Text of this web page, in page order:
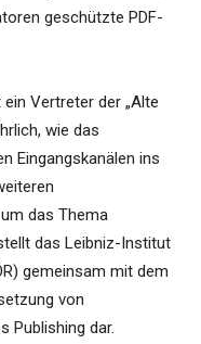
geschützte PDF-
Vertreter der „Alte
wie das
Eingangskanälen ins
das Thema
das Leibniz-Institut
gemeinsam mit dem
von
Publishing dar.